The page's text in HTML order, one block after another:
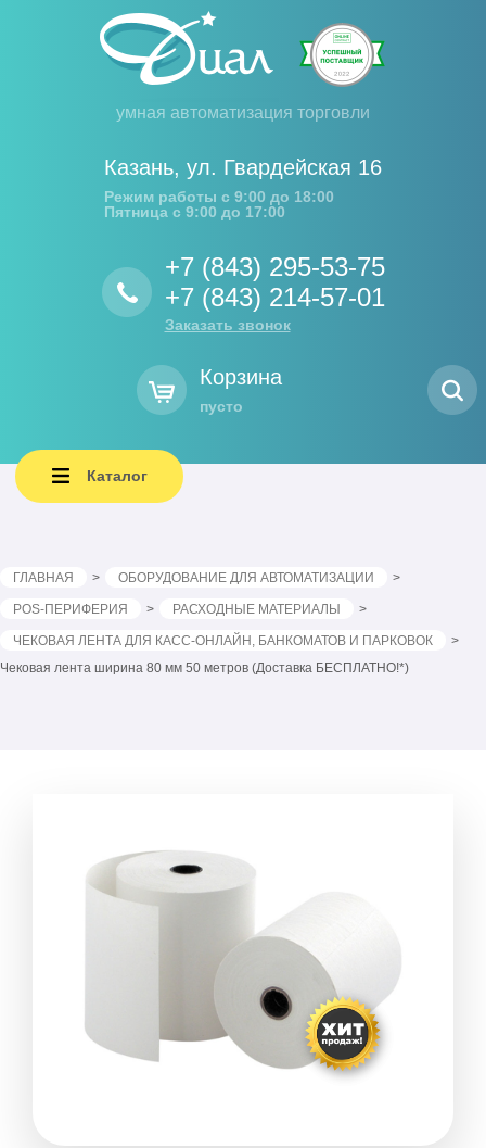
умная автоматизация торговли
Казань, ул. Гвардейская 16
Режим работы с 9:00 до 18:00
Пятница с 9:00 до 17:00
+7 (843) 295-53-75
+7 (843) 214-57-01
Заказать звонок
Корзина
пусто
Каталог
ГЛАВНАЯ ОБОРУДОВАНИЕ ДЛЯ АВТОМАТИЗАЦИИ
POS-ПЕРИФЕРИЯ РАСХОДНЫЕ МАТЕРИАЛЫ
ЧЕКОВАЯ ЛЕНТА ДЛЯ КАСС-ОНЛАЙН, БАНКОМАТОВ И ПАРКОВОК
Чековая лента ширина 80 мм 50 метров (Доставка БЕСПЛАТНО!*)